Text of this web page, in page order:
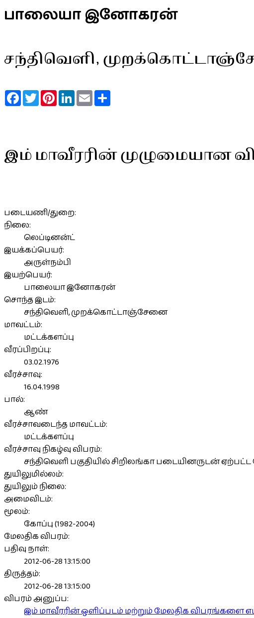
பாலையா இனோகரன்
சந்திவெளி,
FacebookTwitterPinterestLinkedInEmail
இம் மாவீரரின் முழுமையான
படையணி/துறை:
நிலை:
லெப்டினன்ட்
இயக்கப்பெயர்:
அருள்நம்பி
இயற்பெயர்:
பாலையா இனோகரன்
சொந்த இடம்:
சந்திவெளி, முறக்கொட்டாஞ்சேனை
மாவட்டம்:
மட்டக்களப்பு
வீரப்பிறப்பு:
03.02.1976
வீரச்சாவு:
16.04.1998
பால்:
ஆண்
வீரச்சாவடைந்த மாவட்டம்:
மட்டக்களப்பு
வீரச்சாவு நிகழ்வு விபரம்:
சந்திவெளி பகுதியில் சிறிலங்கா படையினருடன் ஏற்பட்ட
துயிலுமில்லம்:
துயிலும் நிலை:
அமைவிடம்:
மூலம்:
கோப்பு (1982-2004)
மேலதிக விபரம்:
பதிவு நாள்:
2012-06-28 13:15:00
திருத்தம்:
2012-06-28 13:15:00
விபரம் அனுப்ப:
இம் மாவீரரின் ஒளிப்படம் மற்றும் மேலதிக விபரங்களை